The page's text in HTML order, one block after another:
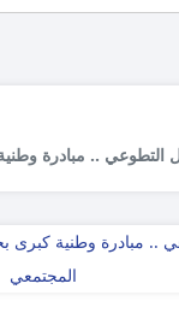
التطوعي .. مبادرة